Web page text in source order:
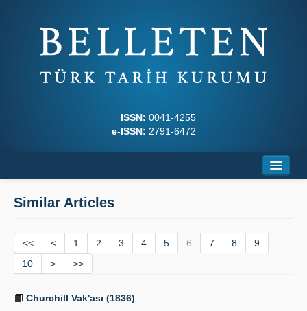
ISSN: 0041-4255
e-ISSN: 2791-6472
Journal Boards
Writing Rules
Principles
Similar Articles
<< < 1 2 3 4 5 6 7 8
9
10
> >>
Churchill Vak'ası (1836)